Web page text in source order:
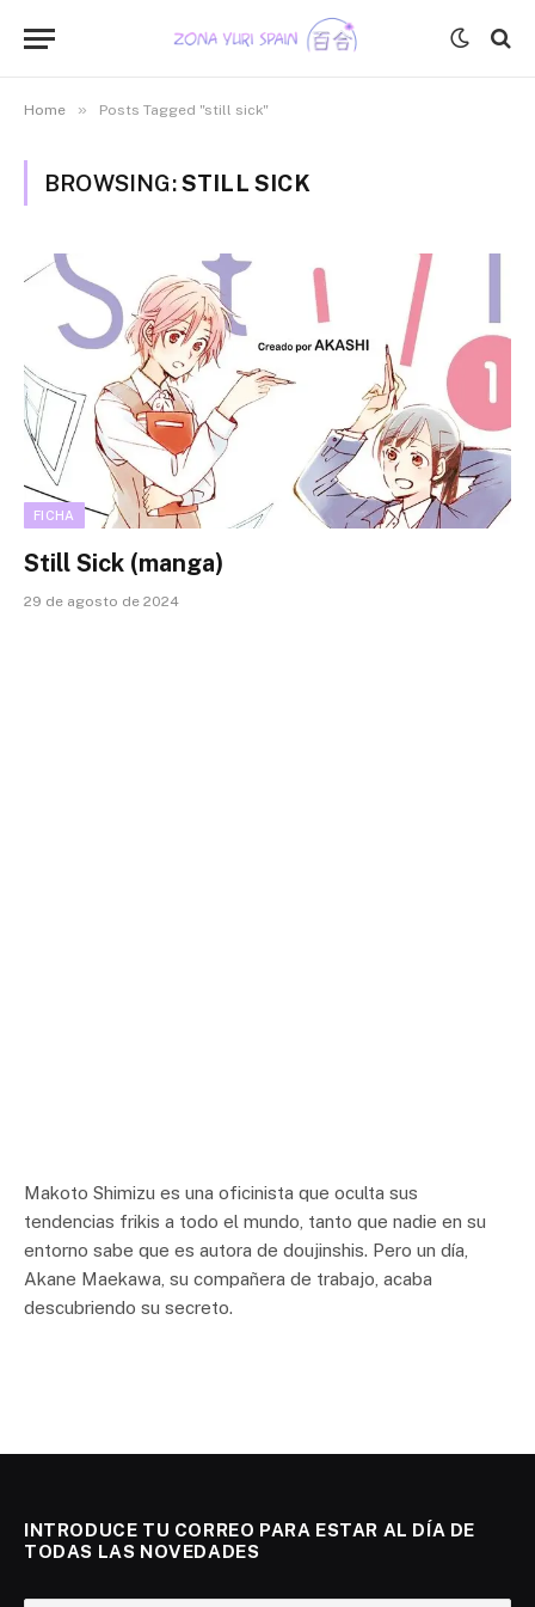
Home » Posts Tagged "still sick"
BROWSING:STILL SICK
FICHA
Still Sick (manga)
29 de agosto de 2024
Makoto Shimizu es una oficinista que oculta sus
tendencias frikis a todo el mundo, tanto que nadie en su
entorno sabe que es autora de doujinshis. Pero un día,
Akane Maekawa, su compañera de trabajo, acaba
descubriendo su secreto.
INTRODUCE TU CORREO PARA ESTAR AL DÍA DE
TODAS LAS NOVEDADES